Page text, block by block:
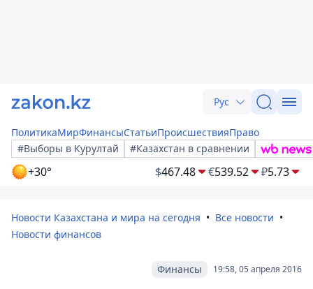
Рус
ПолитикаМирФинансыСтатьиПроисшествияПраво
#Выборы в Курултай
#Казахстан в сравнении
+30° $467.48 €539.52 ₽5.73
Новости Казахстана и мира на сегодня
Все новости
Новости финансов
19:58, 05 апреля 2016
Финансы